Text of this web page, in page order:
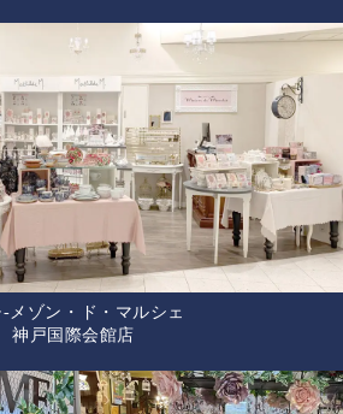
メゾン・ド・マルシェ
神戸国際会館店